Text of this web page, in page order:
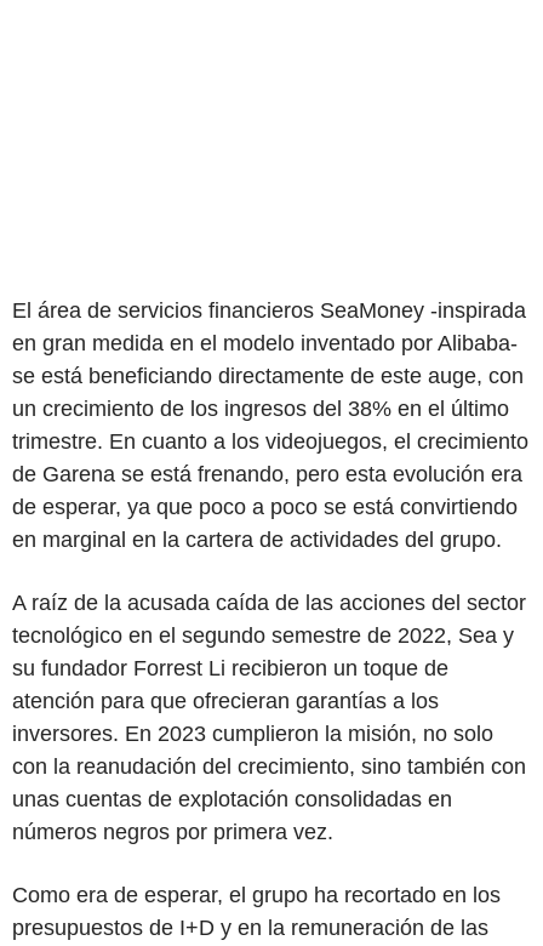
El área de servicios financieros SeaMoney -inspirada
en gran medida en el modelo inventado por Alibaba-
se está beneficiando directamente de este auge, con
un crecimiento de los ingresos del 38% en el último
trimestre. En cuanto a los videojuegos, el crecimiento
de Garena se está frenando, pero esta evolución era
de esperar, ya que poco a poco se está convirtiendo
en marginal en la cartera de actividades del grupo.
A raíz de la acusada caída de las acciones del sector
tecnológico en el segundo semestre de 2022, Sea y
su fundador Forrest Li recibieron un toque de
atención para que ofrecieran garantías a los
inversores. En 2023 cumplieron la misión, no solo
con la reanudación del crecimiento, sino también con
unas cuentas de explotación consolidadas en
números negros por primera vez.
Como era de esperar, el grupo ha recortado en los
presupuestos de I+D y en la remuneración de las